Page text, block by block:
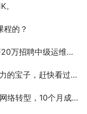
。
程的？
招聘中级运维工程师
子，赶快看过来吧！
10个月成功加薪38K！